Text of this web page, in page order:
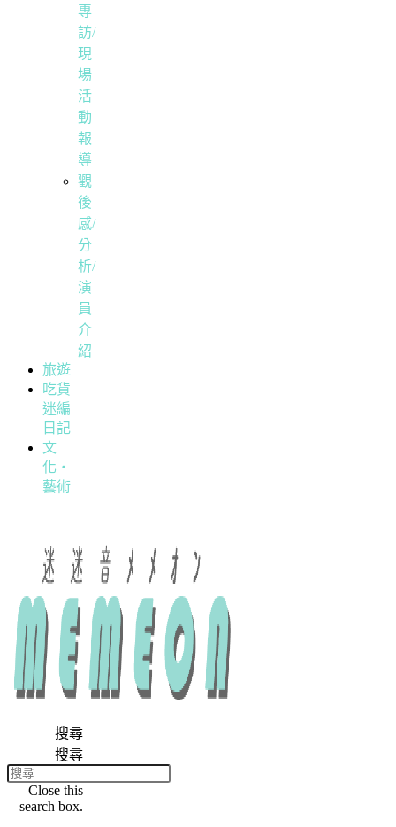
專
訪/
現
場
活
動
報
導
觀
後
感/
分
析/
演
員
介
紹
旅遊
吃貨
迷編
日記
文
化・
藝術
搜尋
搜尋
Close this
search box.